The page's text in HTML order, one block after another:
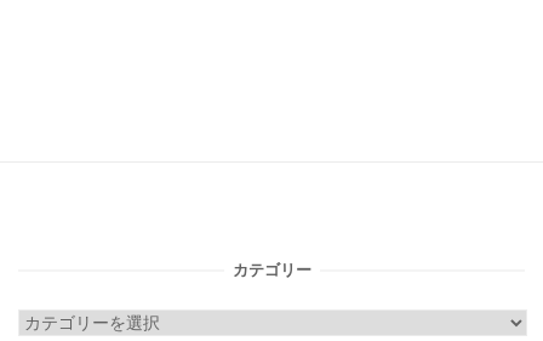
カテゴリー
カ